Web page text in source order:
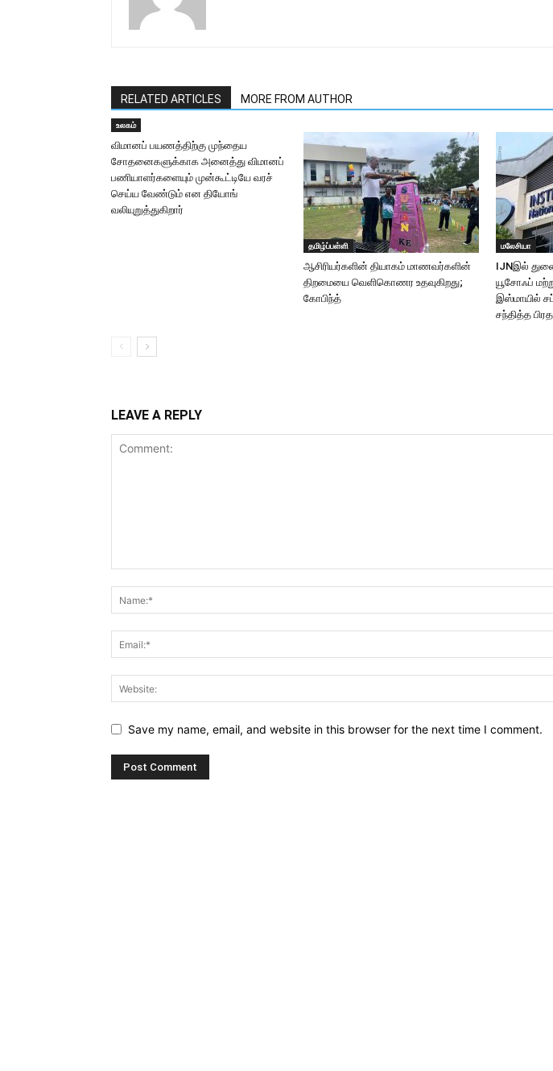
RELATED ARTICLES MORE FROM AUTHOR
உலகம்
விமானப் பயணத்திற்கு முந்தைய
சோதனைகளுக்காக அனைத்து விமானப்
பணியாளர்களையும் முன்கூட்டியே வரச்
செய்ய வேண்டும் என தியோங்
வலியுறுத்துகிறார்
தமிழ்ப்பள்ளி
ஆசிரியர்களின் தியாகம் மாணவர்களின்
திறமையை வெளிகொணர உதவுகிறது;
கோபிந்த்
மலேசியா
IJNஇல்
யூசோஃப்
இஸ்மாயில்
சந்தித்த
LEAVE A REPLY
Save my name, email, and website in this browser for the next time I comment.